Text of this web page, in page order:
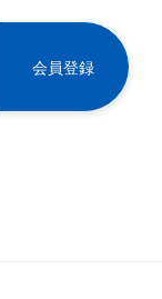
会員登録